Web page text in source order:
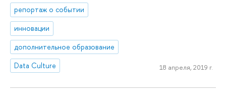
репортаж о событии
инновации
дополнительное образование
Data Culture
18 апреля, 2019 г.